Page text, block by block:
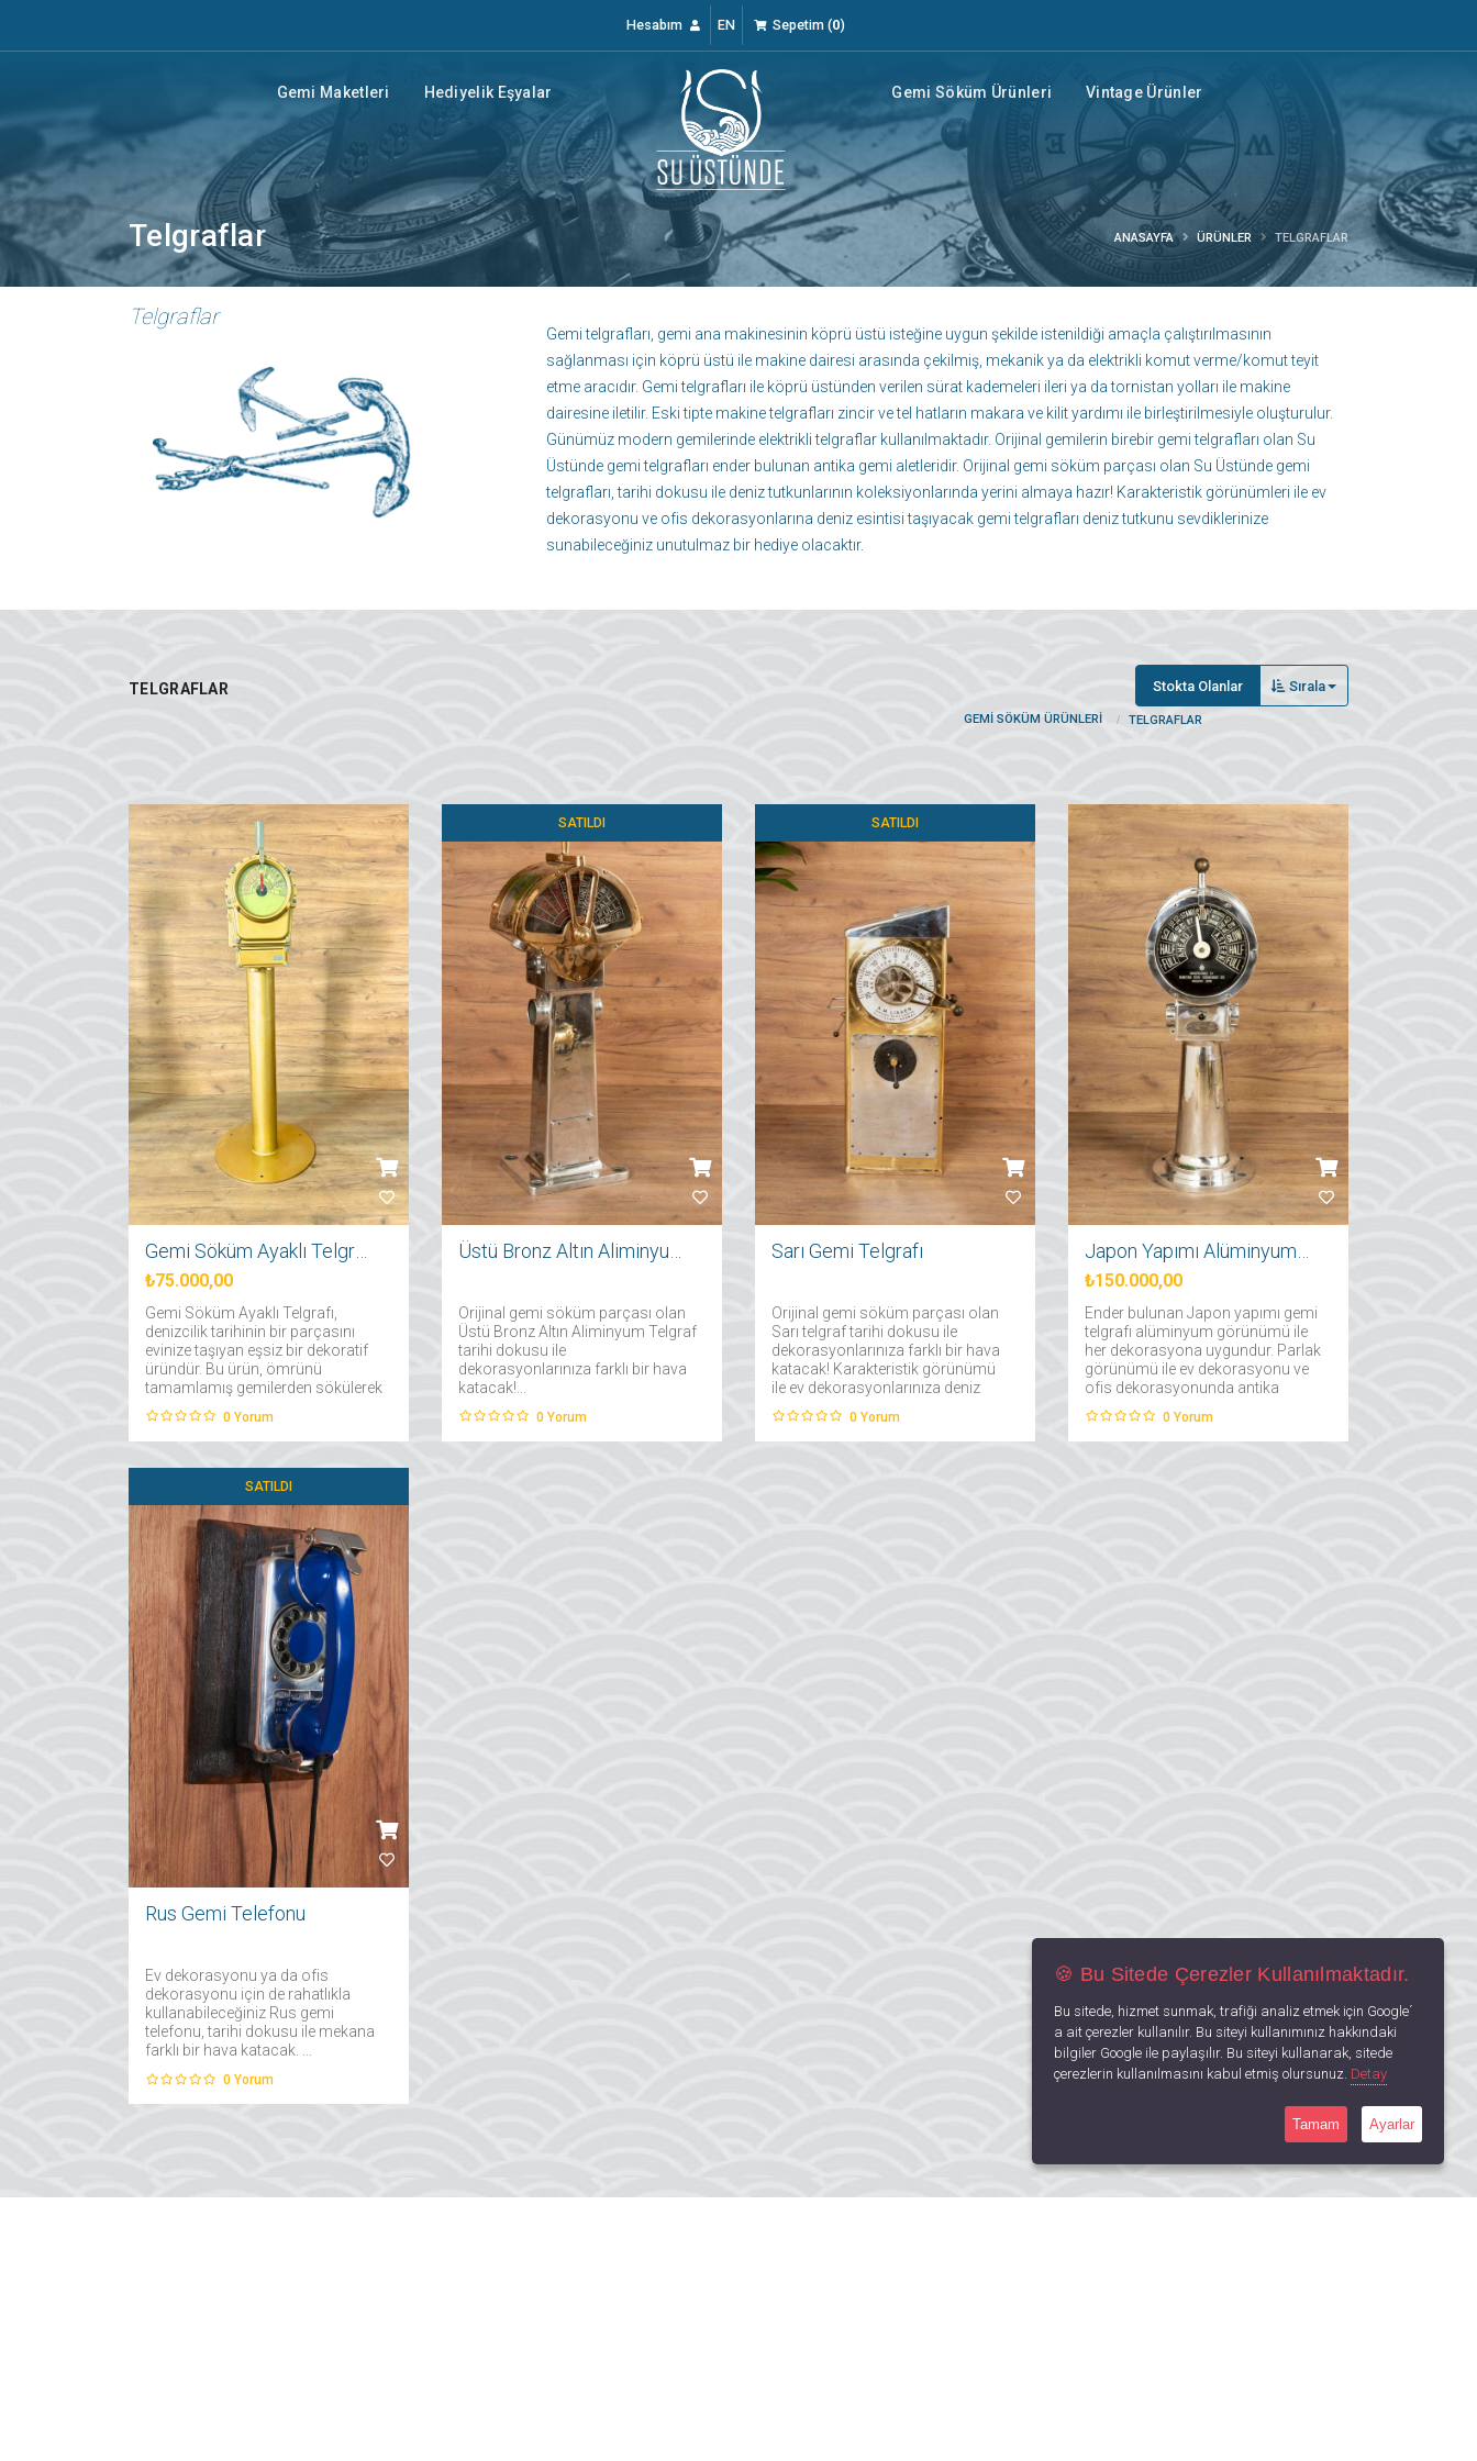
Hesabım EN Sepetim(0)
Gemi Maketleri Hediyelik Eşyalar Gemi Söküm Ürünleri Vintage Ürünler
Telgraflar ANASAYFA ÜRÜNLER TELGRAFLAR
Telgraflar
Gemi telgrafları, gemi ana makinesinin köprü üstü isteğine uygun şekilde istenildiği amaçla çalıştırılmasının
sağlanması için köprü üstü ile makine dairesi arasında çekilmiş, mekanik ya da elektrikli komut verme/komut teyit
etme aracıdır. Gemi telgrafları ile köprü üstünden verilen sürat kademeleri ileri ya da tornistan yolları ile makine
dairesine iletilir. Eski tipte makine telgrafları zincir ve tel hatların makara ve kilit yardımı ile birleştirilmesiyle oluşturulur.
Günümüz modern gemilerinde elektrikli telgraflar kullanılmaktadır. Orijinal gemilerin birebir gemi telgrafları olan Su
Üstünde gemi telgrafları ender bulunan antika gemi aletleridir. Orijinal gemi söküm parçası olan Su Üstünde gemi
telgrafları, tarihi dokusu ile deniz tutkunlarının koleksiyonlarında yerini almaya hazır! Karakteristik görünümleri ile ev
dekorasyonu ve ofis dekorasyonlarına deniz esintisi taşıyacak gemi telgrafları deniz tutkunu sevdiklerinize
sunabileceğiniz unutulmaz bir hediye olacaktır.
TELGRAFLAR Stokta Olanlar Sırala
GEMI SÖKÜM ÜRÜNLERI TELGRAFLAR
₺75.000,00
Gemi Söküm Ayaklı Telgrafı,
denizcilik tarihinin bir parçasını
evinize taşıyan eşsiz bir dekoratif
üründür. Bu ürün, ömrünü
tamamlamış gemilerden sökülerek
özenle restore edilen orijinal
parçaların kullanılmasıyla
üretilmiştir....
0 Yorum
SATILDI
Orijinal gemi söküm parçası olan
Üstü Bronz Altın Aliminyum Telgraf
tarihi dokusu ile
dekorasyonlarınıza farklı bir hava
katacak!...
0 Yorum
SATILDI
Sarı Gemi Telgrafı
Orijinal gemi söküm parçası olan
Sarı telgraf tarihi dokusu ile
dekorasyonlarınıza farklı bir hava
katacak! Karakteristik görünümü
ile ev dekorasyonlarınıza deniz
esintisini taşıyacak sarı telgraf,
deniz tutkunu sevdikleriniz için de
muhteşem bir hediye olacaktır....
0 Yorum
₺150.000,00
Ender bulunan Japon yapımı gemi
telgrafı alüminyum görünümü ile
her dekorasyona uygundur. Parlak
görünümü ile ev dekorasyonu ve
ofis dekorasyonunda antika
severler için muhteşem bir
seçenek olacaktır....
0 Yorum
SATILDI
Rus Gemi Telefonu
Ev dekorasyonu ya da ofis
dekorasyonu için de rahatlıkla
kullanabileceğiniz Rus gemi
telefonu, tarihi dokusu ile mekana
farklı bir hava katacak. ...
0 Yorum
🍪 Bu Sitede Çerezler Kullanılmaktadır.
Bu sitede, hizmet sunmak, trafiği analiz etmek için Google´
a ait çerezler kullanılır. Bu siteyi kullanımınız hakkındaki
bilgiler Google ile paylaşılır. Bu siteyi kullanarak, sitede
çerezlerin kullanılmasını kabul etmiş olursunuz. Detay
Tamam Ayarlar